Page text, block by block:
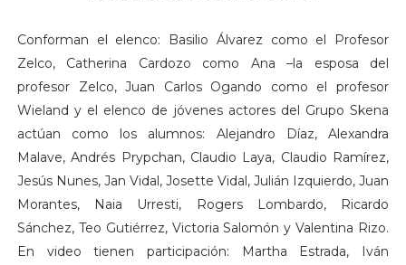
Conforman el elenco: Basilio Álvarez como el Profesor
Zelco, Catherina Cardozo como Ana –la esposa del
profesor Zelco, Juan Carlos Ogando como el profesor
Wieland y el elenco de jóvenes actores del Grupo Skena
actúan como los alumnos: Alejandro Díaz, Alexandra
Malave, Andrés Prypchan, Claudio Laya, Claudio Ramírez,
Jesús Nunes, Jan Vidal, Josette Vidal, Julián Izquierdo, Juan
Morantes, Naia Urresti, Rogers Lombardo, Ricardo
Sánchez, Teo Gutiérrez, Victoria Salomón y Valentina Rizo.
En video tienen participación: Martha Estrada, Iván